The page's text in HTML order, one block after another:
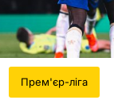
Прем'єр-ліга